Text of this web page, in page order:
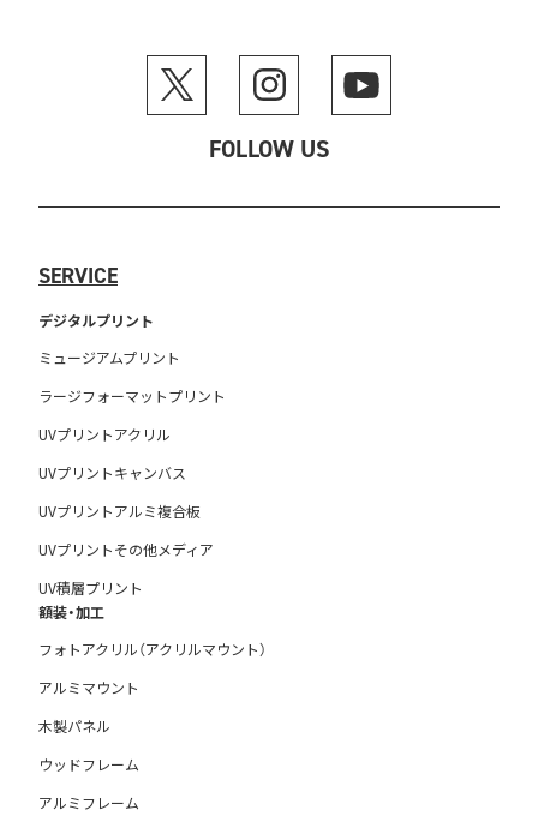
FOLLOW US
SERVICE
デジタルプリント
ミュージアムプリント
ラージフォーマットプリント
UVプリントアクリル
UVプリントキャンバス
UVプリントアルミ複合板
UVプリントその他メディア
UV積層プリント
額装・加工
フォトアクリル（アクリルマウント）
アルミマウント
木製パネル
ウッドフレーム
アルミフレーム